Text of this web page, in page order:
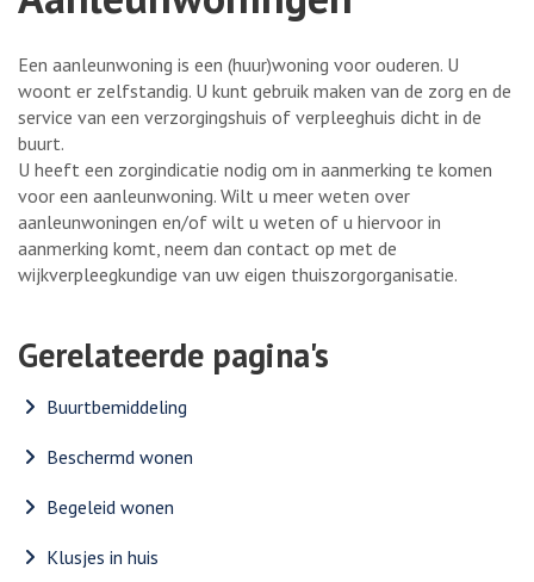
Een aanleunwoning is een (huur)woning voor ouderen. U
woont er zelfstandig. U kunt gebruik maken van de zorg en de
service van een verzorgingshuis of verpleeghuis dicht in de
buurt.
U heeft een zorgindicatie nodig om in aanmerking te komen
voor een aanleunwoning. Wilt u meer weten over
aanleunwoningen en/of wilt u weten of u hiervoor in
aanmerking komt, neem dan contact op met de
wijkverpleegkundige van uw eigen thuiszorgorganisatie.
Gerelateerde pagina's
Buurtbemiddeling
Beschermd wonen
Begeleid wonen
Klusjes in huis